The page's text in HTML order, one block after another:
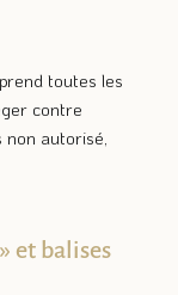
prend toutes les
contre
autorisé,
et balises